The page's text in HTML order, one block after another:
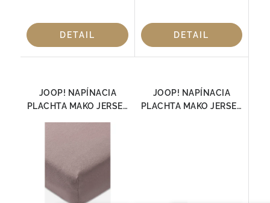
DETAIL DETAIL
JOOP! NAPÍNACIA
PLACHTA MAKO JERSEY
JOOP! NAPÍNACIA
PLACHTA MAKO JERSEY